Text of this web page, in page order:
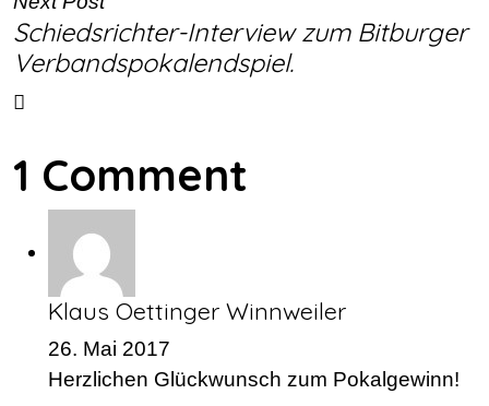
Schiedsrichter-Interview zum Bitburger
Verbandspokalendspiel.
1 Comment
Klaus Oettinger Winnweiler
26. Mai 2017
Herzlichen Glückwunsch zum Pokalgewinn!